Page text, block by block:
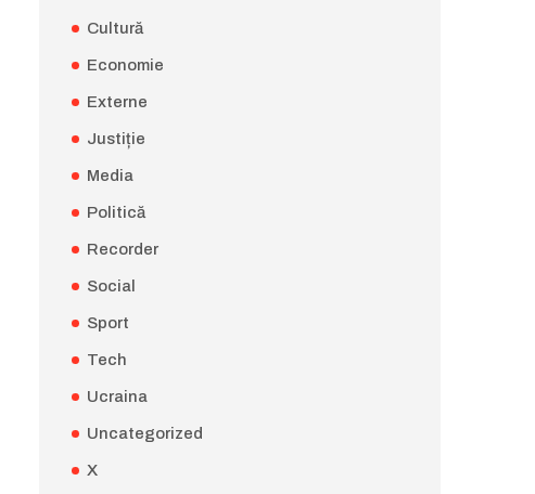
Cultură
Economie
Externe
Justiție
Media
Politică
Recorder
Social
Sport
Tech
Ucraina
Uncategorized
X